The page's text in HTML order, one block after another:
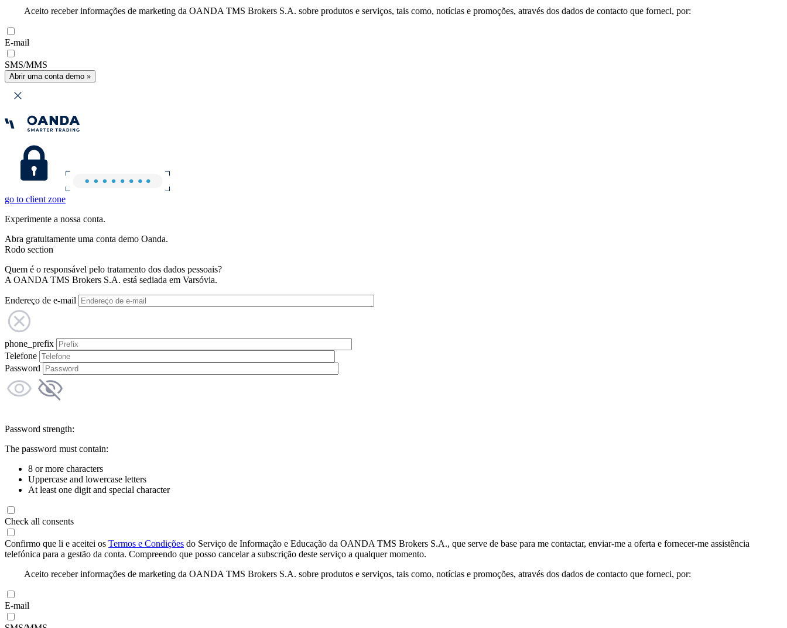
Aceito receber informações de marketing da OANDA TMS Brokers S.A. sobre produtos e serviços, tais como, notícias e promoções, através dos dados de contacto que forneci, por:
E-mail
SMS/MMS
Abrir uma conta demo »
go to client zone
Experimente a nossa conta.
Abra gratuitamente uma conta demo Oanda.
Rodo section
Quem é o responsável pelo tratamento dos dados pessoais?
A OANDA TMS Brokers S.A. está sediada em Varsóvia.
Endereço de e-mail
phone_prefix
Telefone
Password
Password strength:
The password must contain:
8 or more characters
Uppercase and lowercase letters
At least one digit and special character
Check all consents
Confirmo que li e aceitei os Termos e Condições do Serviço de Informação e Educação da OANDA TMS Brokers S.A., que serve de base para me contactar, enviar-me a oferta e fornecer-me assistência
telefónica para a gestão da conta. Compreendo que posso cancelar a subscrição deste serviço a qualquer momento.
Aceito receber informações de marketing da OANDA TMS Brokers S.A. sobre produtos e serviços, tais como, notícias e promoções, através dos dados de contacto que forneci, por:
E-mail